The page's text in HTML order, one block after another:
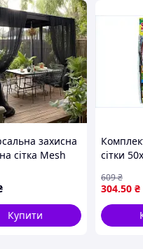
захисна
сітка Mesh
(розмір - 300
Купити
сітки
захисту
пилу
304.50 ₴
609₴